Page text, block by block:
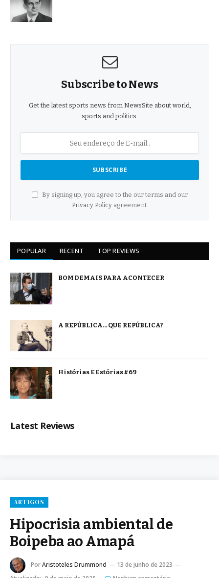
Subscribe to News
Get the latest sports news from NewsSite about world,
sports and politics.
By signing up, you agree to the our terms and our
Privacy Policyagreement.
POPULAR RECENT TOP REVIEWS
BOM DEMAIS PARA ACONTECER
A REPÚBLICA… QUE REPÚBLICA?
Histórias E Estórias #69
Latest Reviews
ARTIGOS
Hipocrisia ambiental de
Boipeba ao Amapá
PorAristoteles Drummond
13 de junho de 2023